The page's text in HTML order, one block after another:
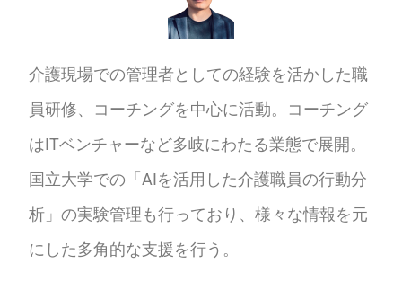
介護現場での管理者としての経験を活かした職
員研修、コーチングを中心に活動。コーチング
はITベンチャーなど多岐にわたる業態で展開。
国立大学での「AIを活用した介護職員の行動分
析」の実験管理も行っており、様々な情報を元
にした多角的な支援を行う。